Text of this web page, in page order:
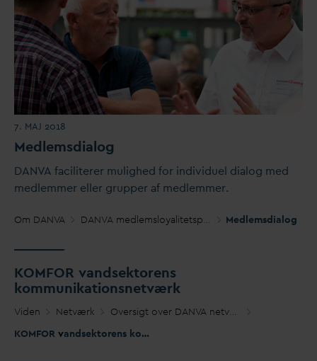
7. MAJ 2018
Medlemsdialog
DANVA faciliterer mulighed for individuel dialog med
medlemmer eller grupper af medlemmer.
Om DANVA DANVA medlemsloyalitetsprogram Medlemsdialog
KOMFOR vandsektorens
kommunikationsnetværk
Viden Netværk Oversigt over DANVA netværk
KOMFOR vandsektorens kommunikationsnetværk